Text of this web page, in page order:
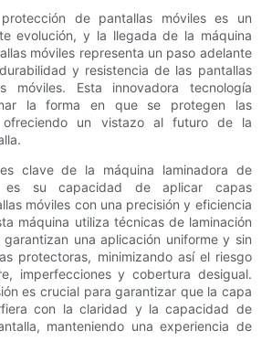
de pantallas móviles es un
evolución, y la llegada de la máquina
móviles representa un paso adelante
y resistencia de las pantallas
móviles. Esta innovadora tecnología
la forma en que se protegen las
ofreciendo un vistazo al futuro de la
clave de la máquina laminadora de
es su capacidad de aplicar capas
móviles con una precisión y eficiencia
máquina utiliza técnicas de laminación
una aplicación uniforme y sin
protectoras, minimizando así el riesgo
imperfecciones y cobertura desigual.
es crucial para garantizar que la capa
con la claridad y la capacidad de
manteniendo una experiencia de